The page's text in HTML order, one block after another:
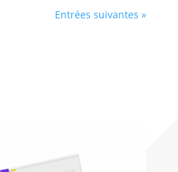
Entrées suivantes »